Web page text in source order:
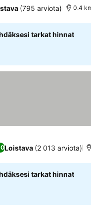
(795 arviota) 0.4
tarkat hinnat
Loistava (2 013 arviota)
tarkat hinnat